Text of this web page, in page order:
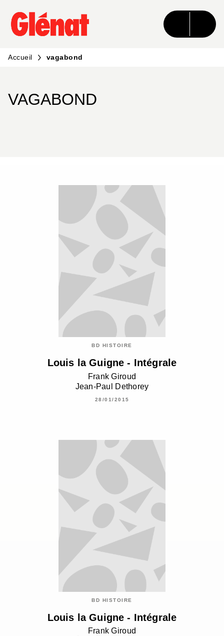
MENU RECHERCHE CONTENU
PIED DE PAGE
Accueil vagabond
VAGABOND
BD HISTOIRE
Louis la Guigne - Intégrale
Frank Giroud
Jean-Paul Dethorey
28/01/2015
BD HISTOIRE
Louis la Guigne - Intégrale
Frank Giroud